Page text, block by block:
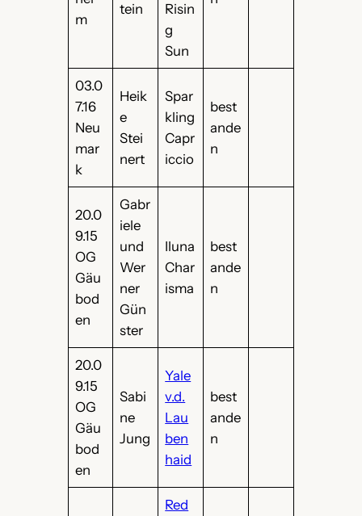
m
tein
Risin
g
Sun
03.0
7.16
Neu
mar
k
Heik
e
Stei
nert
Spar
kling
Capr
iccio
best
ande
n
20.0
9.15
OG
Gäu
bod
en
Gabr
iele
und
Wer
ner
Gün
ster
Iluna
Char
isma
best
ande
n
20.0
9.15
OG
Gäu
bod
en
Sabi
ne
Jung
Yale
v.d.
Lau
ben
haid
best
ande
n
Red